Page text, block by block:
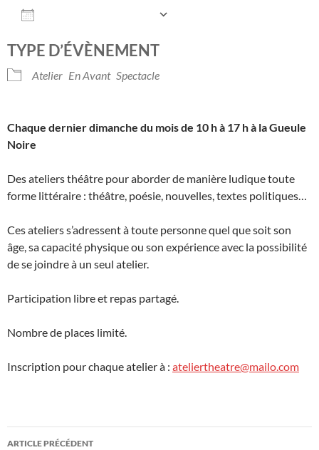
TYPE D’ÉVÈNEMENT
Atelier En Avant Spectacle
Chaque dernier dimanche du mois de 10 h à 17 h à la Gueule
Noire
Des ateliers théâtre pour aborder de manière ludique toute
forme littéraire : théâtre, poésie, nouvelles, textes politiques…
Ces ateliers s’adressent à toute personne quel que soit son
âge, sa capacité physique ou son expérience avec la possibilité
de se joindre à un seul atelier.
Participation libre et repas partagé.
Nombre de places limité.
Inscription pour chaque atelier à : ateliertheatre@mailo.com
Navigation
ARTICLE PRÉCÉDENT